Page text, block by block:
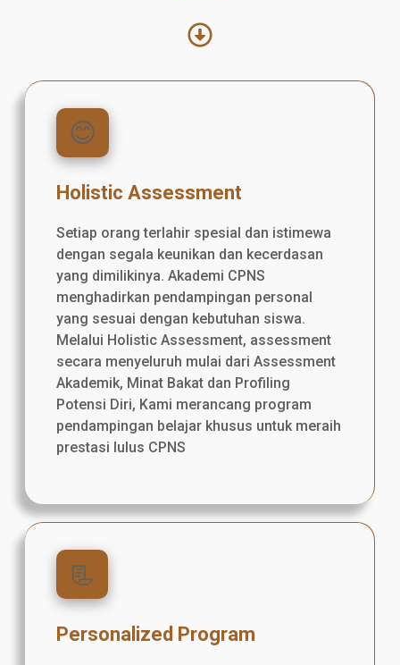
😊
Holistic Assessment
Setiap orang terlahir spesial dan istimewa
dengan segala keunikan dan kecerdasan
yang dimilikinya. Akademi CPNS
menghadirkan pendampingan personal
yang sesuai dengan kebutuhan siswa.
Melalui Holistic Assessment, assessment
secara menyeluruh mulai dari Assessment
Akademik, Minat Bakat dan Profiling
Potensi Diri, Kami merancang program
pendampingan belajar khusus untuk meraih
prestasi lulus CPNS
📃
Personalized Program